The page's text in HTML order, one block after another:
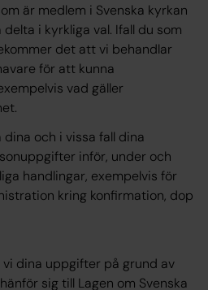
är medlem i Svenska kyrkan
i kyrkliga val. Ifall du som
det att vi behandlar
för att kunna
vad gäller
och i vissa fall dina
inför, under och
handlingar, exempelvis för
kring konfirmation, dop
dina uppgifter på grund av
sig till Lagen om Svenska